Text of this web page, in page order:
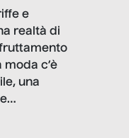
e
realtà di
moda c’è
una